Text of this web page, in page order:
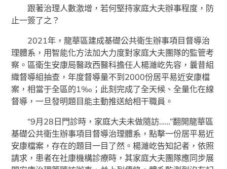
跟著治理人數激增，若何堅持家庭大夫辦事程度，防
止一簽了之？
2021年，龍華區建成基礎公共衛生辦事項目督導治
理體系，用智能化方法加大力度對家庭大夫團隊的監管考
察。區衛生安康局醫政西醫科擔任人楊濰屹先容，曩昔組
織督導組抽查，年度督導量不到2000份居平易近安康檔
案，相當于全區的1‰；此刻完成了全天候、全量化在線
督導，一旦發明題目能主動推送給相干職員。
“9月28日門診時，家庭大夫未做隨訪……”翻開龍華區
基礎公共衛生辦事項目督導治理體系，點擊一份居平易近
安康檔案，存在的題目一目了然。楊濰屹告知記者，依照
請求，患者在社康機構診療時，其家庭大夫團隊應同步展